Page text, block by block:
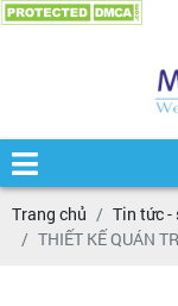
Trang chủ
Tin tức -
THIẾT KẾ QUÁN